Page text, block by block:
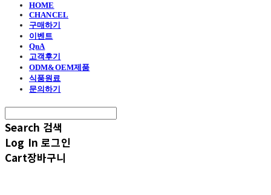
HOME
CHANCEL
구매하기
이벤트
QnA
고객후기
ODM&OEM제품
식품원료
문의하기
Search 검색
Log In 로그인
Cart장바구니